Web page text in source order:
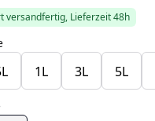
versandfertig, Lieferzeit 48h
1L 3L 5L